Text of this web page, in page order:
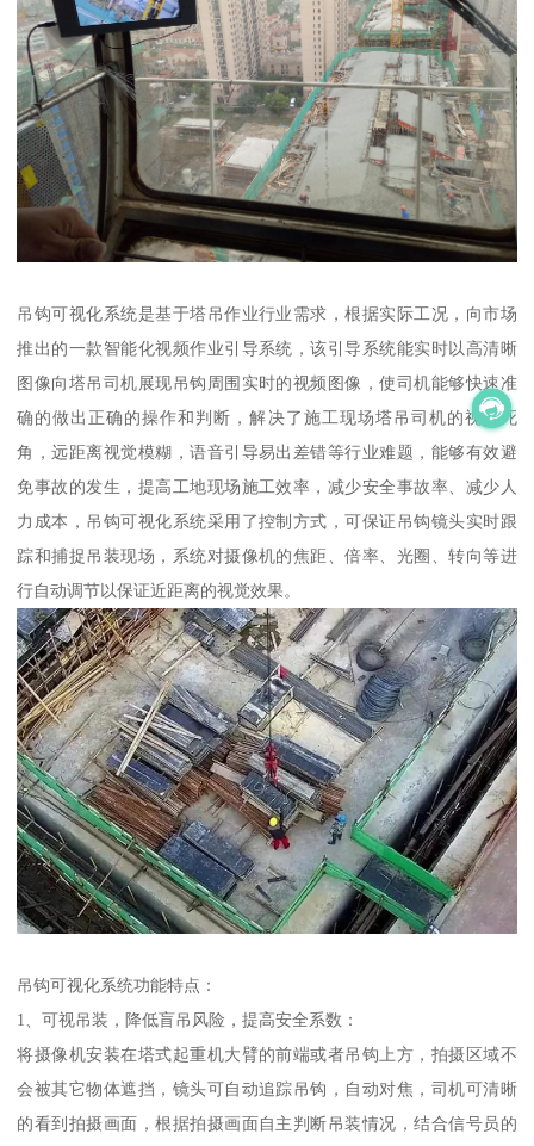
吊钩可视化系统是基于塔吊作业行业需求，根据实际工况，向市场
推出的一款智能化视频作业引导系统，该引导系统能实时以高清晰
图像向塔吊司机展现吊钩周围实时的视频图像，使司机能够快速准
确的做出正确的操作和判断，解决了施工现场塔吊司机的视觉死
角，远距离视觉模糊，语音引导易出差错等行业难题，能够有效避
免事故的发生，提高工地现场施工效率，减少安全事故率、减少人
力成本，吊钩可视化系统采用了控制方式，可保证吊钩镜头实时跟
踪和捕捉吊装现场，系统对摄像机的焦距、倍率、光圈、转向等进
行自动调节以保证近距离的视觉效果。
吊钩可视化系统功能特点：
1、可视吊装，降低盲吊风险，提高安全系数：
将摄像机安装在塔式起重机大臂的前端或者吊钩上方，拍摄区域不
会被其它物体遮挡，镜头可自动追踪吊钩，自动对焦，司机可清晰
的看到拍摄画面，根据拍摄画面自主判断吊装情况，结合信号员的